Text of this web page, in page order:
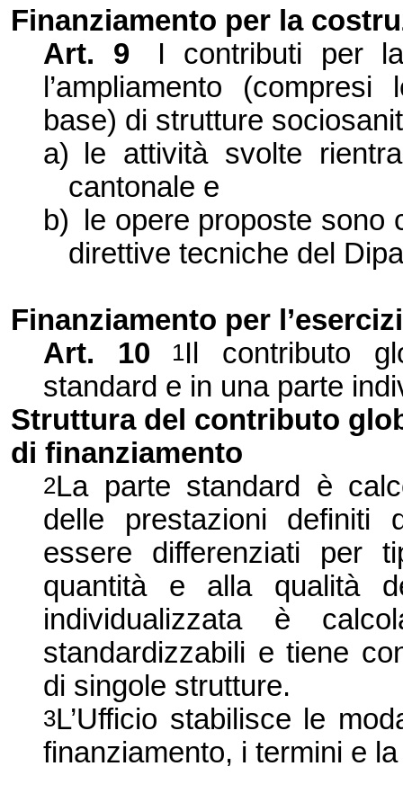
Finanziamento per la
Art. 9
I contributi per
l’ampliamento
base) di strutture
a)
le attività svolte
cantonale e
b)
le opere proposte sono
direttive tecniche del
Finanziamento per
Art. 10
1Il contributo
standard e in una parte
Struttura del contributo
di finanziamento
2La parte standard è
delle prestazioni definiti
essere differenziati per
quantità e alla qualità
individualizzata è
standardizzabili e tiene
di singole strutture.
3L’Ufficio stabilisce le
finanziamento, i termini e